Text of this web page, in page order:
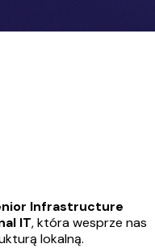
Infrastructure
IT, która wesprze nas
lokalną.